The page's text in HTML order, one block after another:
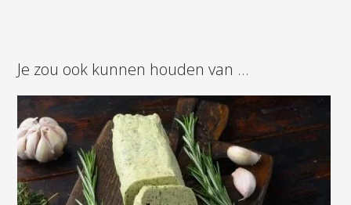
Je zou ook kunnen houden van …